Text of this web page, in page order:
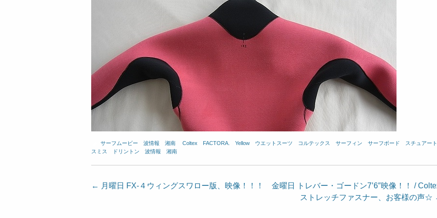
サーフムービー 波情報 湘南 Coltex FACTORA. Yellow ウエットスーツ コルテックス サーフィン サーフボード
スチュアート
スミス
ドリントン 波情報 湘南
投
← 月曜日 FX-４ウィングスワロー版、映像！！！
金曜日 トレバー・ゴードン7’6″映像！！ /
ストレッチファスナー、お客様の声☆